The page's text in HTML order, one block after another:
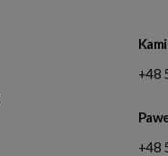
+48
+48